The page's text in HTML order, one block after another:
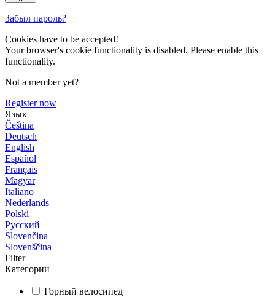
Забыл пароль?
Cookies have to be accepted!
Your browser's cookie functionality is disabled. Please enable this
functionality.
Not a member yet?
Register now
Язык
Čeština
Deutsch
English
Español
Français
Magyar
Italiano
Nederlands
Polski
Русский
Slovenčina
Slovenščina
Filter
Категории
Горный велосипед